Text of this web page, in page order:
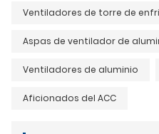
Ventiladores de torre de
Aspas de ventilador de
Ventiladores de aluminio
Aficionados del ACC